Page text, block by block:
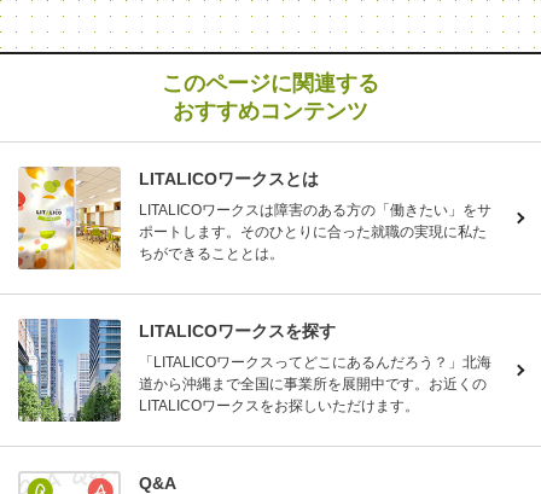
このページに関連する
おすすめコンテンツ
LITALICOワークスとは
LITALICOワークスは障害のある方の「働きたい」をサ
ポートします。そのひとりに合った就職の実現に私た
ちができることとは。
LITALICOワークスを探す
「LITALICOワークスってどこにあるんだろう？」北海
道から沖縄まで全国に事業所を展開中です。お近くの
LITALICOワークスをお探しいただけます。
Q&A